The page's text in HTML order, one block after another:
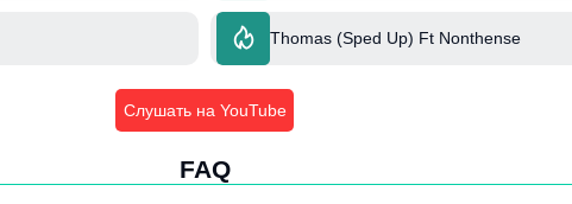
Thomas (Sped Up) Ft Nonthense
Слушать на YouTube
FAQ